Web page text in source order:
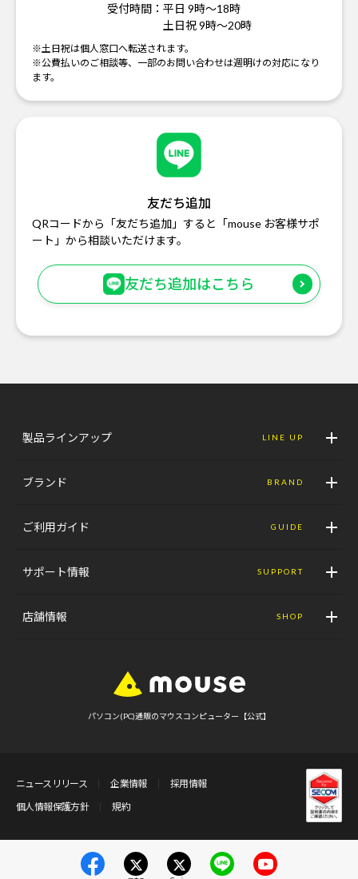
受付時間： 平日 9時～18時
土日祝 9時～20時
※土日祝は個人窓口へ転送されます。
※公費払いのご相談等、一部のお問い合わせは週明けの対応になり
ます。
友だち追加
QRコードから「友だち追加」すると「mouse お客様サポ
ート」から相談いただけます。
友だち追加はこちら
製品ラインアップ LINE UP
ブランド BRAND
ご利用ガイド GUIDE
サポート情報 SUPPORT
店舗情報 SHOP
パソコン(PC)通販のマウスコンピューター【公式】
ニュースリリース 企業情報
採用情報
個人情報保護方針
規約